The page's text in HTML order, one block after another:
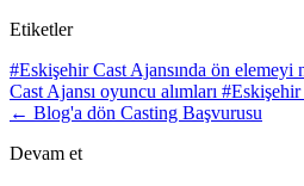
Etiketler
#Eskişehir Cast Ajansında ön elemeyi
Cast Ajansı oyuncu alımları #Eskişehir
← Blog'a dön Casting Başvurusu
Devam et